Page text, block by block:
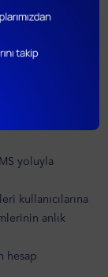
risk analizi.
dayanak
e-posta
yoluyla
kullanıcılarına
anlık
hesap